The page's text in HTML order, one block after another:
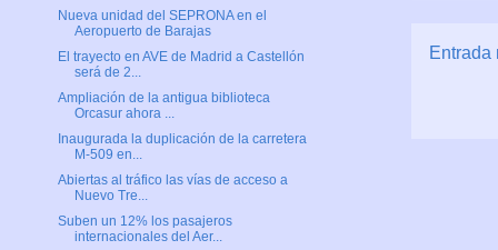
Entrada
Nueva unidad del SEPRONA en el
Aeropuerto de Barajas
El trayecto en AVE de Madrid a Castellón
será de 2...
Ampliación de la antigua biblioteca
Orcasur ahora ...
Inaugurada la duplicación de la carretera
M-509 en...
Abiertas al tráfico las vías de acceso a
Nuevo Tre...
Suben un 12% los pasajeros
internacionales del Aer...